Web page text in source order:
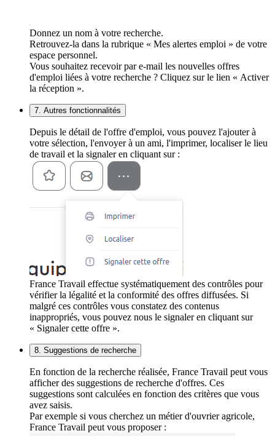
Donnez un nom à votre recherche.
Retrouvez-la dans la rubrique « Mes alertes emploi » de votre
espace personnel.
Vous souhaitez recevoir par e-mail les nouvelles offres
d'emploi liées à votre recherche ? Cliquez sur le lien « Activer
la réception ».
7. Autres fonctionnalités
Depuis le détail de l'offre d'emploi, vous pouvez l'ajouter à
votre sélection, l'envoyer à un ami, l'imprimer, localiser le lieu
de travail et la signaler en cliquant sur :
France Travail effectue systématiquement des contrôles pour
vérifier la légalité et la conformité des offres diffusées. Si
malgré ces contrôles vous constatez des contenus
inappropriés, vous pouvez nous le signaler en cliquant sur
« Signaler cette offre ».
8. Suggestions de recherche
En fonction de la recherche réalisée, France Travail peut vous
afficher des suggestions de recherche d'offres. Ces
suggestions sont calculées en fonction des critères que vous
avez saisis.
Par exemple si vous cherchez un métier d'ouvrier agricole,
France Travail peut vous proposer :